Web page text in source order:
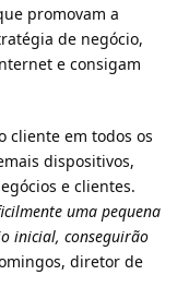
promovam a
de negócio,
e consigam
cliente em todos os
dispositivos,
e clientes.
uma pequena
inicial, conseguirão
diretor de